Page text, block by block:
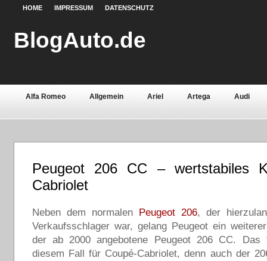
HOME IMPRESSUM DATENSCHUTZ
BlogAuto.de
Alfa Romeo Allgemein Ariel Artega Audi
Chevrolet Chrysler Citroën Continental Dacia
Lamborghini Lancia Land Rover Lotus Mazda
Volvo Wartburg Werkstoffe Zubehör
Peugeot 206 CC – wertstabiles
Cabriolet
Neben dem normalen Peugeot 206, der
Verkaufsschlager war, gelang Peugeot ein
der ab 2000 angebotene Peugeot 206 CC. Das
diesem Fall für Coupé-Cabriolet, denn auch der